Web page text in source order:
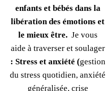
enfants et bébés dans la
libération des émotions et
le mieux être. Je vous
aide à traverser et soulager
: Stress et anxiété (gestion
du stress quotidien, anxiété
généralisée, crise